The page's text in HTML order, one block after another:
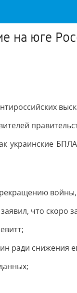
на юге
украинские
войны,
что скоро
ради снижения